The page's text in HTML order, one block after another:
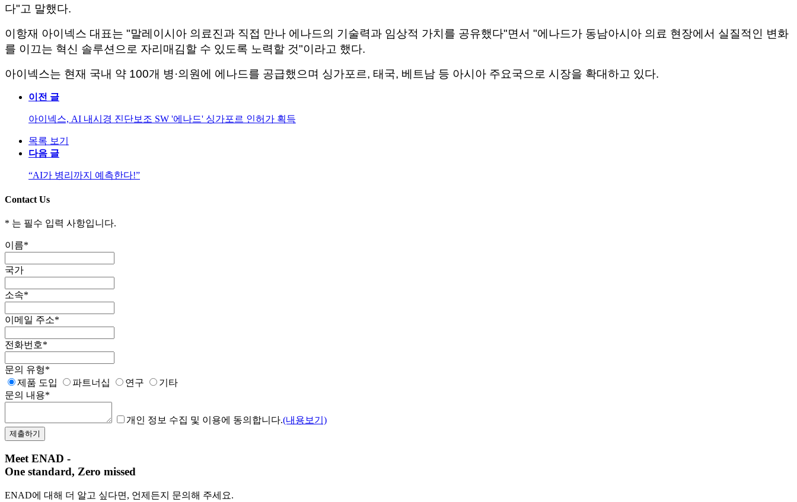
다"고 말했다.
이항재 아이넥스 대표는 "말레이시아 의료진과 직접 만나 에나드의 기술력과 임상적 가치를 공유했다"면서 "에나드가 동남아시아 의료 현장에서 실질적인 변화
를 이끄는 혁신 솔루션으로 자리매김할 수 있도록 노력할 것"이라고 했다.
아이넥스는 현재 국내 약 100개 병·의원에 에나드를 공급했으며 싱가포르, 태국, 베트남 등 아시아 주요국으로 시장을 확대하고 있다.
이전 글
아이넥스, AI 내시경 진단보조 SW '에나드' 싱가포르 인허가 획득
목록 보기
다음 글
“AI가 병리까지 예측한다!”
Contact Us
* 는 필수 입력 사항입니다.
이름*
국가
소속*
이메일 주소*
전화번호*
문의 유형*
제품 도입
파트너십 연구
기타
문의 내용*
개인 정보 수집 및 이용에 동의합니다.(내용보기)
Meet ENAD -
One standard, Zero missed​
ENAD에 대해 더 알고 싶다면, 언제든지 문의해 주세요.